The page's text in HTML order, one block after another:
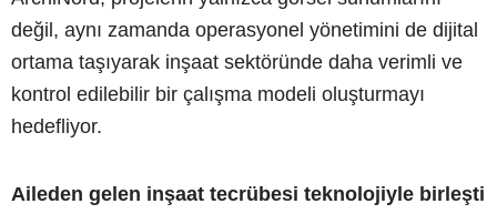
değil, aynı zamanda operasyonel yönetimini de dijital
ortama taşıyarak inşaat sektöründe daha verimli ve
kontrol edilebilir bir çalışma modeli oluşturmayı
hedefliyor.
Aileden gelen inşaat tecrübesi teknolojiyle birleşti